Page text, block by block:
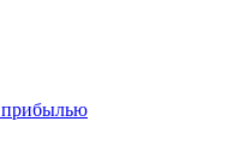
прибылью